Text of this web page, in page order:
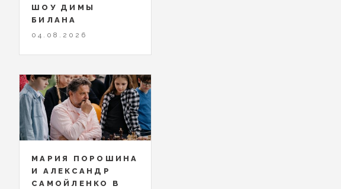
ШОУ ДИМЫ
БИЛАНА
04.08.2026
МАРИЯ ПОРОШИНА
И АЛЕКСАНДР
САМОЙЛЕНКО В